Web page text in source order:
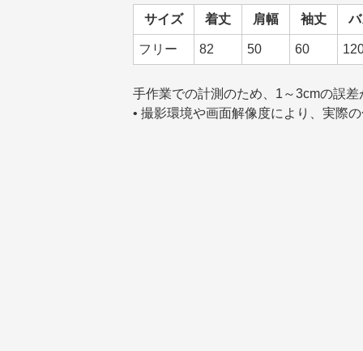
サイズ 着丈 肩幅 袖丈 バ
フリー 82 50 60
手作業での計測のため、1～3cmの誤差
• 撮影環境や画面解像度により、実際